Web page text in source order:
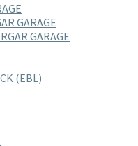
GARAGE
GARAGE
(EBL)